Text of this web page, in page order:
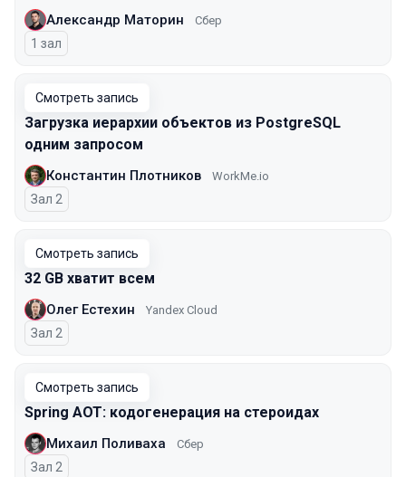
Александр Маторин Сбер
1 зал
Смотреть запись
Загрузка иерархии объектов из PostgreSQL
одним запросом
Константин Плотников WorkMe.io
Зал 2
Смотреть запись
32 GB хватит всем
Олег Естехин Yandex Cloud
Зал 2
Смотреть запись
Spring AOT: кодогенерация на стероидах
Михаил Поливаха Сбер
Зал 2